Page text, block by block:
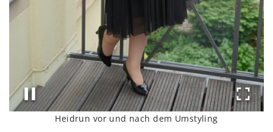
Heidrun vor und nach dem Umstyling